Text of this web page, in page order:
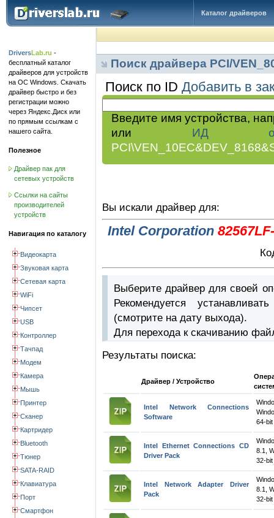
Каталог драйверов
DriversLab.ru -
бесплатный каталог
драйверов для устройств
на ОС Windows. Скачать
драйвер быстро и без
регистрации можно
через Яндекс.Диск или
по прямым ссылкам с
нашего сайта.
Полезное
Драйвер пак для
сетевых устройств
Ссылки на сайты
производителей
устройств
Навигация по каталогу
Видеокарта
Звуковая карта
Сетевая карта
WiFi
Чипсет
USB
Контроллер
Тачпад
Модем
Камера
Мышь
Принтер
Сканер
Картридер
Bluetooth
Тюнер
SATA-RAID
Клавиатура
Порт
Смартфон
Поиск драйвера PCI/
Поиск по ID Добавить в
Введите имя устройства,
или ИД
Вы искали драйвер для:
Intel Corporation
Выберите драйвер для своей
Рекомендуется
(смотрите на дату выхода).
Для перехода к скачиванию
Результаты поиска:
Драйвер / Устройство
Intel Network Connections
Software
64-
Intel Ethernet Connections CD
Driver Pack
8.1,
32-
Intel Network Adapter Driver
Pack
8.1,
32-